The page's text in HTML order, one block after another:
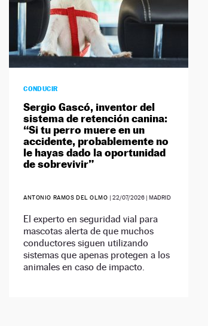
CONDUCIR
Sergio Gascó, inventor del
sistema de retención canina:
“Si tu perro muere en un
accidente, probablemente no
le hayas dado la oportunidad
de sobrevivir”
ANTONIO RAMOS DEL OLMO |22/07/2026 | MADRID
El experto en seguridad vial para
mascotas alerta de que muchos
conductores siguen utilizando
sistemas que apenas protegen a los
animales en caso de impacto.